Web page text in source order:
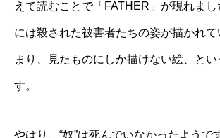
えて読むことで「FATHER」が現れま
には殺された被害者たちの姿が描かれ
まり、見たものにしか描けない絵、とい
す。
やはり、“奴”は死んでいなかったようで